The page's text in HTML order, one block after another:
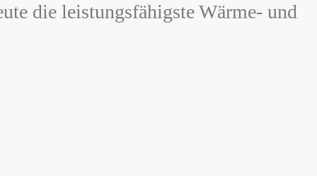
die leistungsfähigste Wärme- und